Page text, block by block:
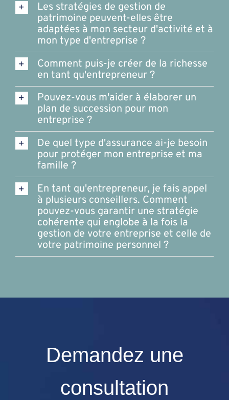
Les stratégies de gestion de
patrimoine peuvent-elles être
adaptées à mon secteur d'activité et à
mon type d'entreprise ?
Comment puis-je créer de la richesse
en tant qu'entrepreneur ?
Pouvez-vous m'aider à élaborer un
plan de succession pour mon
entreprise ?
De quel type d'assurance ai-je besoin
pour protéger mon entreprise et ma
famille ?
En tant qu'entrepreneur, je fais appel
à plusieurs conseillers. Comment
pouvez-vous garantir une stratégie
cohérente qui englobe à la fois la
gestion de votre entreprise et celle de
votre patrimoine personnel ?
Demandez une
consultation